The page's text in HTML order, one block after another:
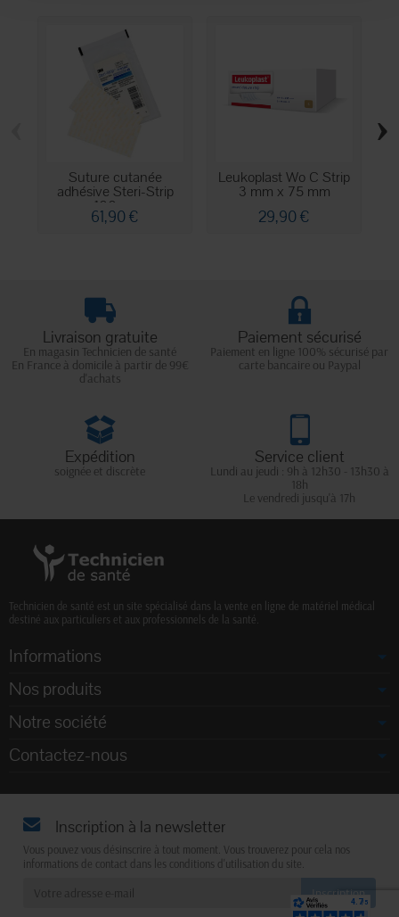
Suture cutanée
adhésive Steri-Strip
100 x...
61,90 €
Leukoplast Wo C Strip
3 mm x 75 mm
29,90 €
›
Livraison gratuite
En magasin Technicien de santé
En France à domicile à partir de 99€
d'achats
Paiement sécurisé
Paiement en ligne 100% sécurisé par
carte bancaire ou Paypal
Expédition
soignée et discrète
Service client
Lundi au jeudi : 9h à 12h30 - 13h30 à
18h
Le vendredi jusqu'à 17h
Technicien de santé est un site spécialisé dans la vente en ligne de matériel médical
destiné aux particuliers et aux professionnels de la santé.
Informations
Nos produits
Notre société
Contactez-nous
Inscription à la newsletter
Vous pouvez vous désinscrire à tout moment. Vous trouverez pour cela nos
informations de contact dans les conditions d'utilisation du site.